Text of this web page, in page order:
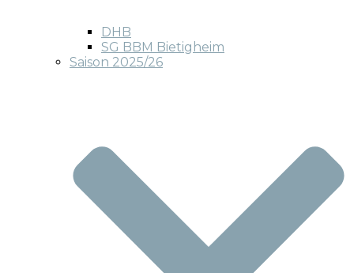
DHB
SG BBM Bietigheim
Saison 2025/26